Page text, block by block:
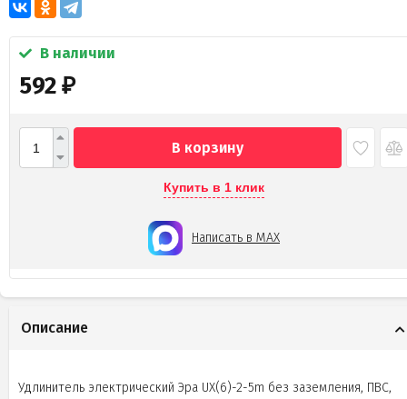
В наличии
592 ₽
В корзину
Купить в 1 клик
Написать в MAX
Описание
Удлинитель электрический Эра UX(6)-2-5m без заземления, ПВС,